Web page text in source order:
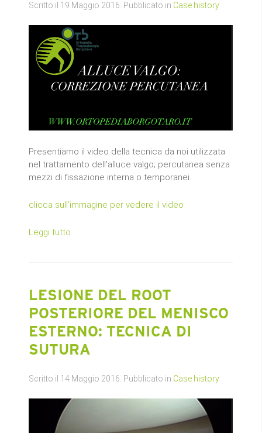
Scritto il 19 Maggio 2016 . Pubblicato in Case history
Presentiamo il video della tecnica da noi utilizzata
nel trattamento dell'alluce valgo; percutanea senza
mezzi di fissazione interna o temporanei.
clicca sull'immagine per vedere il video
Leggi tutto
LESIONE DEL ROOT
POSTERIORE DEL MENISCO
ESTERNO: TECNICA DI
SUTURA
Scritto il 14 Maggio 2016 . Pubblicato in Case history